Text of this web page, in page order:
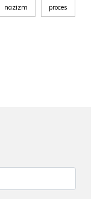
nazizm proces